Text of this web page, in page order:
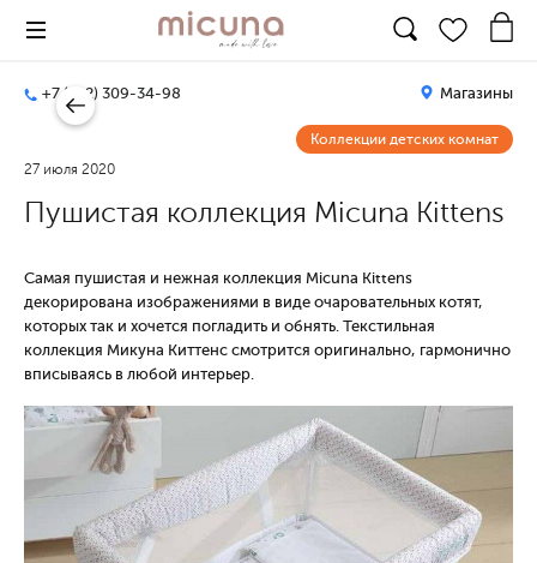
+7 (812) 309-34-98 Магазины
Коллекции детских комнат
27 июля 2020
Пушистая коллекция Micuna Kittens
Самая пушистая и нежная коллекция Micuna Kittens
декорирована изображениями в виде очаровательных котят,
которых так и хочется погладить и обнять. Текстильная
коллекция Микуна Киттенс смотрится оригинально, гармонично
вписываясь в любой интерьер.